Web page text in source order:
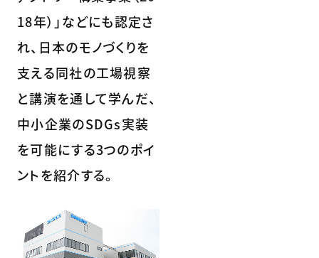
18年）」などにも認定さ
れ、日本のモノづくりを
支える同社の工場視察
と講演を通して学んだ、
中小企業のSDGs実装
を可能にする3つのポイ
ントを紹介する。